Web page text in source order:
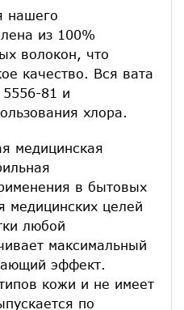
нашего
из 100%
волокон, что
качество. Вся вата
81 и
хлора.
медицинская
в бытовых
медицинских целей
любой
максимальный
эффект.
кожи и не имеет
по